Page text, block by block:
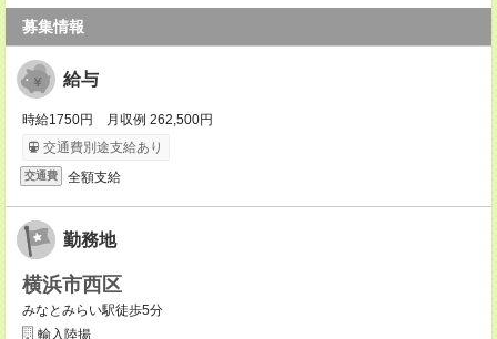
募集情報
給与
時給1750円 月収例 262,500円
交通費別途支給あり
交通費 全額支給
勤務地
横浜市西区
みなとみらい駅徒歩5分
輸入陸揚